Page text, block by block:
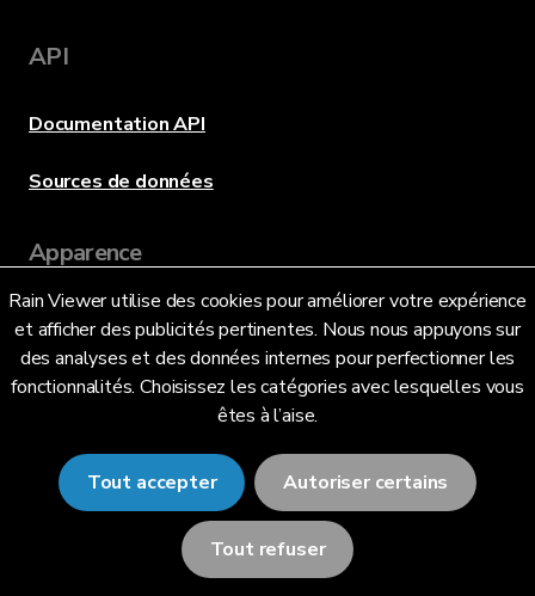
Rain Viewer utilise des cookies pour améliorer votre expérience
et afficher des publicités pertinentes. Nous nous appuyons sur
des analyses et des données internes pour perfectionner les
fonctionnalités. Choisissez les catégories avec lesquelles vous
êtes à l’aise.
Tout accepter Autoriser certains
Tout refuser
API
Documentation API
Sources de données
Apparence
Langue
© 2026 RainViewer,MeteoLab Inc.